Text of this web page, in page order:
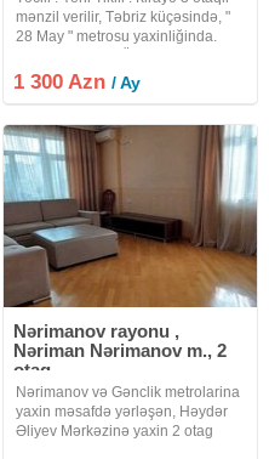
mənzil verilir, Təbriz küçəsində, "
28 May " metrosu yaxinliğinda.
135 kv.m. Qaz + Kombi. Əla təmirli.
Parket döşəmə. Sanitar qovşaği (
1 300 Azn/ Ay
Nərimanov rayonu ,
Nəriman Nərimanov m., 2
otaq
Nərimanov və Gənclik metrolarina
yaxin məsafdə yərləşən, Həydər
Əliyev Mərkəzinə yaxin 2 otag